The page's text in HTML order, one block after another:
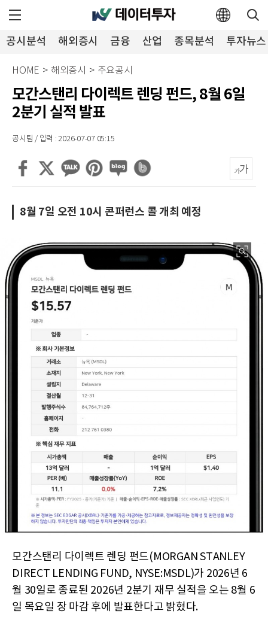
공시분석 해외증시 금융 산업 종목분석 투자뉴스
HOME > 해외증시 > 주요공시
모간스탠리 다이렉트 렌딩 펀드, 8월 6일
2분기 실적 발표
공시팀 / 입력 : 2026-07-07 05:15
8월 7일 오전 10시 콘퍼런스 콜 개최 예정
모간스탠리 다이렉트 렌딩 펀드(MORGAN STANLEY
DIRECT LENDING FUND, NYSE:MSDL)가 2026년 6
월 30일로 종료된 2026년 2분기 재무 실적을 오는 8월 6
일 목요일 장 마감 후에 발표한다고 밝혔다.